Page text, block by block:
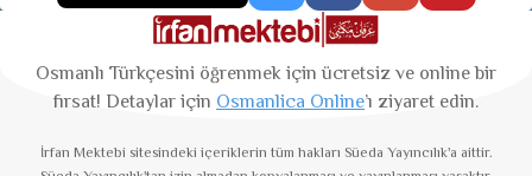
Osmanlı Türkçesini öğrenmek için ücretsiz ve online bir
fırsat! Detaylar için Osmanlica Online’ı ziyaret edin.
İrfan Mektebi sitesindeki içeriklerin tüm hakları Süeda Yayıncılık'a aittir.